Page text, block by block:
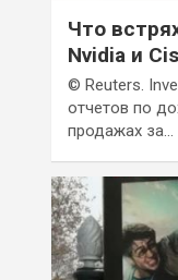
Что
Nvidia и
© Reuters.
отчетов по
продажах за…